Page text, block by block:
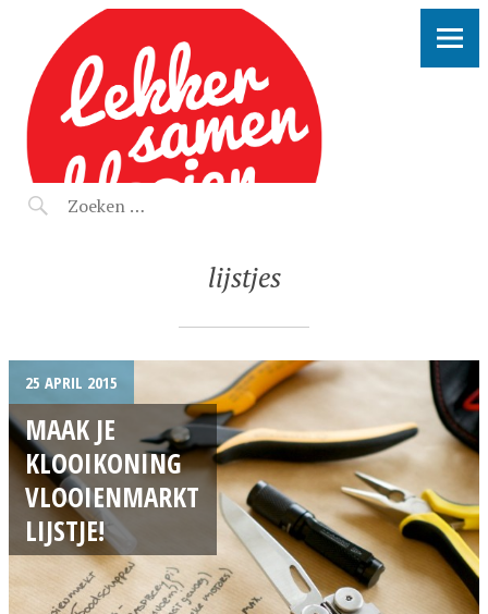
LEKKER SAMEN KLOOIEN
lijstjes
25 APRIL 2015
MAAK JE
KLOOIKONING
VLOOIENMARKT
LIJSTJE!